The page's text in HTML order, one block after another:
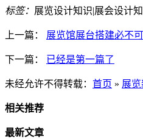
标签： 展览设计知识|展会设计
上一篇： 展览馆展台搭建必不
下一篇： 已经是第一篇了
未经允许不得转载： 首页 » 展览
相关推荐
最新文章